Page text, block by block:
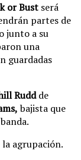
or Bust será
partes de
junto a su
una
guardadas
Ruddde
bajista que
agrupación.